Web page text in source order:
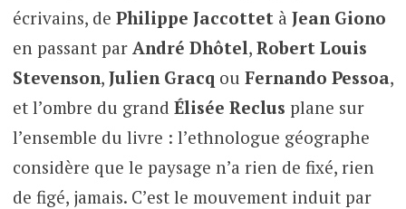
écrivains, de Philippe Jaccottetà Jean Giono
en passant par André Dhôtel, Robert Louis
Stevenson, Julien Gracq ou Fernando Pessoa,
et l’ombre du grand Élisée Reclus plane sur
l’ensemble du livre : l’ethnologue géographe
considère que le paysage n’a rien de fixé, rien
de figé, jamais. C’est le mouvement induit par